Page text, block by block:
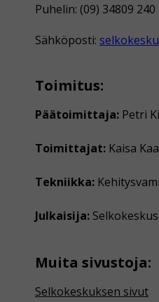
Puhelin: (09) 34809 240
Sähköposti:
Toimitus:
Päätoimittaja: Petri
Toimittajat: Kaisa
Tekniikka:
Julkaisija:
Muita sivustoja:
Selkokeskuksen sivut